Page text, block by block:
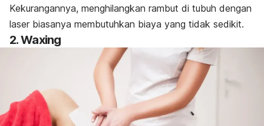
Kekurangannya, menghilangkan rambut di tubuh dengan
laser biasanya membutuhkan biaya yang tidak sedikit.
2. Waxing